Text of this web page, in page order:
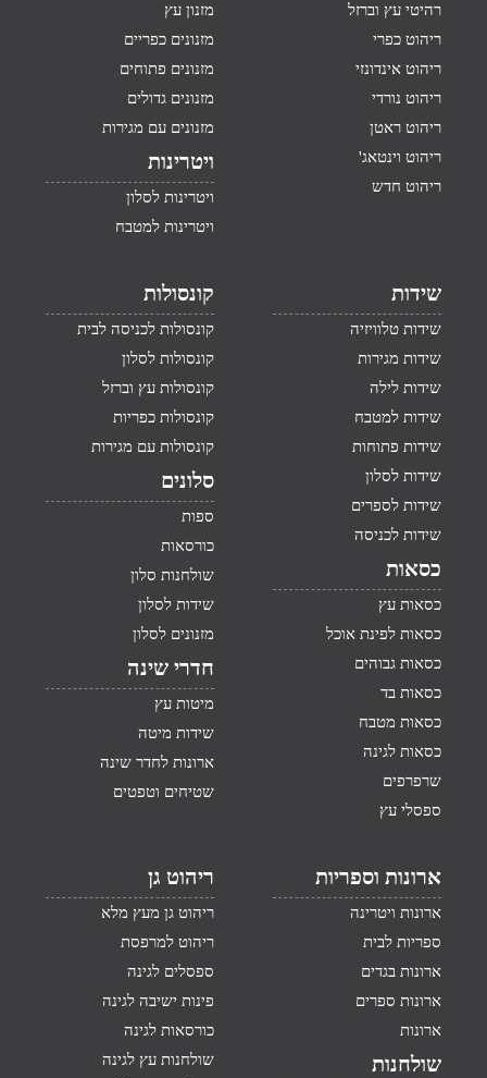
רהיטי עץ וברזל
ריהוט כפרי
ריהוט אינדונזי
ריהוט נורדי
ריהוט ראטן
ריהוט וינטאג'
ריהוט חדש
מזנון עץ
מזנונים כפריים
מזנונים פתוחים
מזנונים גדולים
מזנונים עם מגירות
ויטרינות
ויטרינות לסלון
ויטרינות למטבח
שידות
שידות טלוויזיה
שידות מגירות
שידות לילה
שידות למטבח
שידות פתוחות
שידות לסלון
שידות לספרים
שידות לכניסה
כסאות
כסאות עץ
כסאות לפינת אוכל
כסאות גבוהים
כסאות בד
כסאות מטבח
כסאות לגינה
שרפרפים
ספסלי עץ
קונסולות
קונסולות לכניסה לבית
קונסולות לסלון
קונסולות עץ וברזל
קונסולות כפריות
קונסולות עם מגירות
סלונים
ספות
כורסאות
שולחנות סלון
שידות לסלון
מזנונים לסלון
חדרי שינה
מיטות עץ
שידות מיטה
ארונות לחדר שינה
שטיחים וטפטים
ארונות וספריות
ארונות ויטרינה
ספריות לבית
ארונות בגדים
ארונות ספרים
ארונות
שולחנות
ריהוט גן
ריהוט גן מעץ מלא
ריהוט למרפסת
ספסלים לגינה
פינות ישיבה לגינה
כורסאות לגינה
שולחנות עץ לגינה